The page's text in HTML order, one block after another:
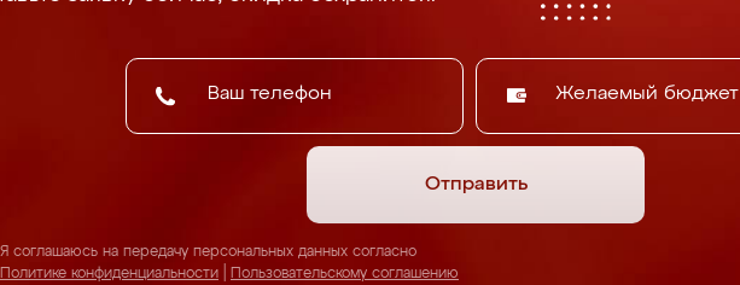
Желаемый бюджет
Отправить
Я соглашаюсь на передачу персональных данных согласно
Политике конфиденциальности
Пользовательскому соглашению